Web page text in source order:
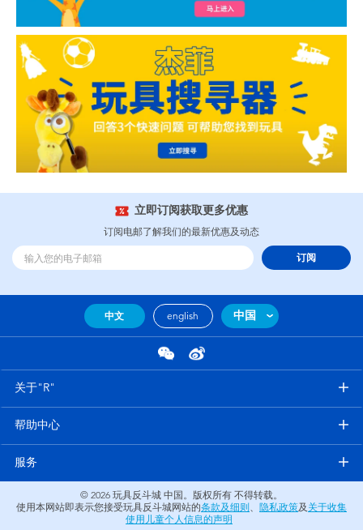
立即订阅获取更多优惠
订阅电邮了解我们的最新优惠及动态
订阅
中文 english 中国
关于"R"
帮助中心
服务
© 2026 玩具反斗城 中国。版权所有 不得转载。
使用本网站即表示您接受玩具反斗城网站的条款及细则 、 隐私政策及 关于收集
使用儿童个人信息的声明